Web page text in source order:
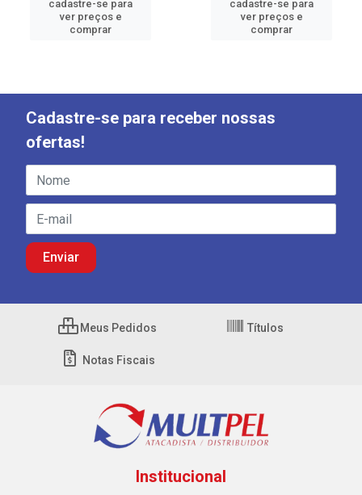
cadastre-se para
ver preços e
comprar
cadastre-se para
ver preços e
comprar
Cadastre-se para receber nossas
ofertas!
Meus Pedidos Títulos
Notas Fiscais
Institucional